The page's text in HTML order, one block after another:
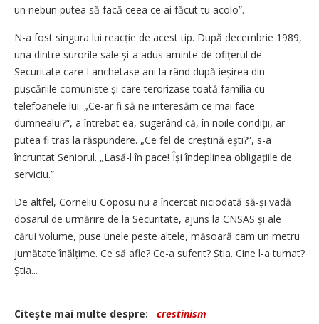
un nebun putea să facă ceea ce ai făcut tu acolo”.
N-a fost singura lui reacție de acest tip. După decembrie 1989,
una dintre surorile sale și-a adus aminte de ofițerul de
Securitate care-l anchetase ani la rând după ieșirea din
pușcăriile comuniste și care terorizase toată familia cu
telefoanele lui. „Ce-ar fi să ne interesăm ce mai face
dumnealui?“, a întrebat ea, sugerând că, în noile condiții, ar
putea fi tras la răspundere. „Ce fel de creștină ești?”, s-a
încruntat Seniorul. „Lasă-l în pace! Își îndeplinea obligațiile de
serviciu.”
De altfel, Corneliu Coposu nu a încercat niciodată să-și vadă
dosarul de urmărire de la Securitate, ajuns la CNSAS și ale
cărui volume, puse unele peste altele, măsoară cam un metru
jumătate înălțime. Ce să afle? Ce-a suferit? Știa. Cine l-a turnat?
Știa...
Citeşte mai multe despre: crestinism